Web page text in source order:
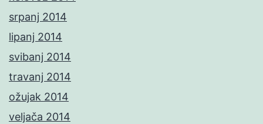
srpanj 2014
lipanj 2014
svibanj 2014
travanj 2014
ožujak 2014
veljača 2014